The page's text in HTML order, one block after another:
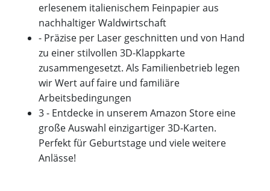
erlesenem italienischem Feinpapier aus
nachhaltiger Waldwirtschaft
- Präzise per Laser geschnitten und von Hand
zu einer stilvollen 3D-Klappkarte
zusammengesetzt. Als Familienbetrieb legen
wir Wert auf faire und familiäre
Arbeitsbedingungen
3 - Entdecke in unserem Amazon Store eine
große Auswahl einzigartiger 3D-Karten.
Perfekt für Geburtstage und viele weitere
Anlässe!